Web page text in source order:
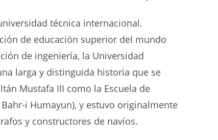
técnica internacional.
de educación superior del mundo
de ingeniería, la Universidad
larga y distinguida historia que se
Mustafa III como la Escuela de
i Humayun), y estuvo originalmente
y constructores de navíos.